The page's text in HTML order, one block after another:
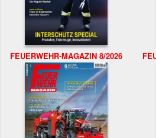
FEUERWEHR-MAGAZIN 8/2026